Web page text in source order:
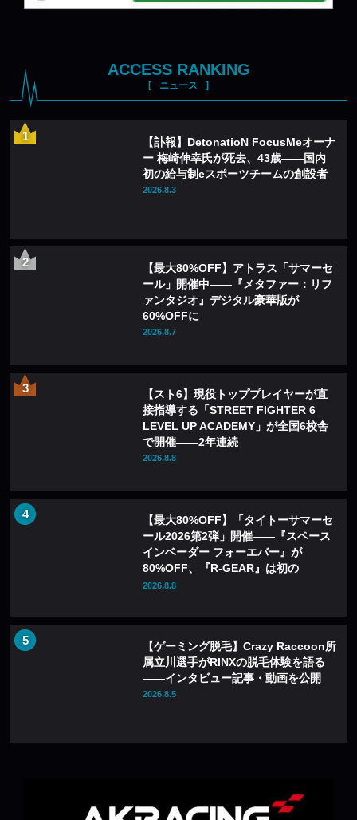
ACCESS RANKING
ニュース
【訃報】DetonatioN FocusMeオーナ
ー 梅崎伸幸氏が死去、43歳——国内
初の給与制eスポーツチームの創設者
2026.8.3
【最大80%OFF】アトラス「サマーセ
ール」開催中——『メタファー：リフ
ァンタジオ』デジタル豪華版が
60%OFFに
2026.8.7
【スト6】現役トッププレイヤーが直
接指導する「STREET FIGHTER 6
LEVEL UP ACADEMY」が全国6校舎
で開催——2年連続
2026.8.8
【最大80%OFF】「タイトーサマーセ
ール2026第2弾」開催——『スペース
インベーダー フォーエバー』が
80%OFF、『R-GEAR』は初の
77%OFFに
2026.8.8
【ゲーミング脱毛】Crazy Raccoon所
属立川選手がRINXの脱毛体験を語る
——インタビュー記事・動画を公開
2026.8.5